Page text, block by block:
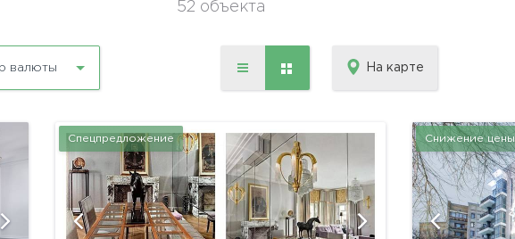
52 объекта
валюты На карте
Спецпредложение
показать ещё 6 фотографий
Снижение цены